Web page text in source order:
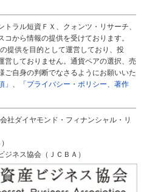
ラル短資ＦＸ、クォンツ・リサーチ、
から情報の提供を受けております。
提供を目的として運営しており、投
営しておりません。通貨ペアの選択、売
ご自身の判断でなさるようにお願いいた
」 、
「プライバシー・ポリシー、著作
社ダイヤモンド・フィナンシャル・リ
ネス協会（ＪＣＢＡ）